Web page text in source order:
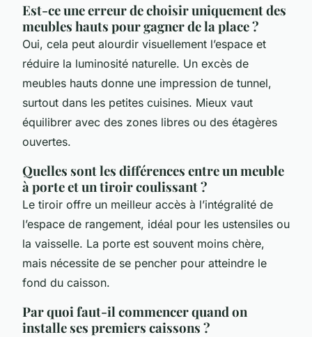
Est-ce une erreur de choisir uniquement des
meubles hauts pour gagner de la place ?
Oui, cela peut alourdir visuellement l’espace et
réduire la luminosité naturelle. Un excès de
meubles hauts donne une impression de tunnel,
surtout dans les petites cuisines. Mieux vaut
équilibrer avec des zones libres ou des étagères
ouvertes.
Quelles sont les différences entre un meuble
à porte et un tiroir coulissant ?
Le tiroir offre un meilleur accès à l’intégralité de
l’espace de rangement, idéal pour les ustensiles ou
la vaisselle. La porte est souvent moins chère,
mais nécessite de se pencher pour atteindre le
fond du caisson.
Par quoi faut-il commencer quand on
installe ses premiers caissons ?